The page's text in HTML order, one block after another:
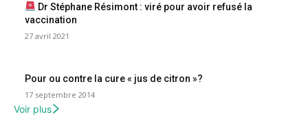
Dr Stéphane Résimont : viré pour avoir refusé la
vaccination
27 avril 2021
Pour ou contre la cure « jus de citron »?
17 septembre 2014
Voir plus